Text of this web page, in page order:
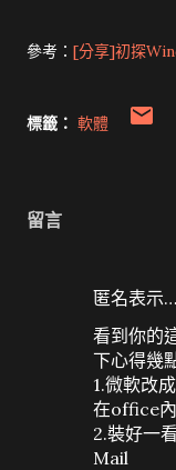
參考： [分享]初探
標籤： 軟體
留言
匿名表示…
看到你的
下心得幾
1.微軟改
在office
2.裝好一
Mail